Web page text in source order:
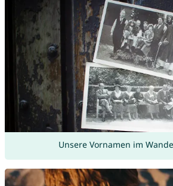
Unsere Vornamen im